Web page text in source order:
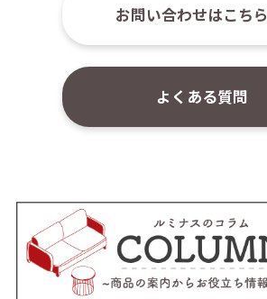
お問い合わせはこちら
よくある質問